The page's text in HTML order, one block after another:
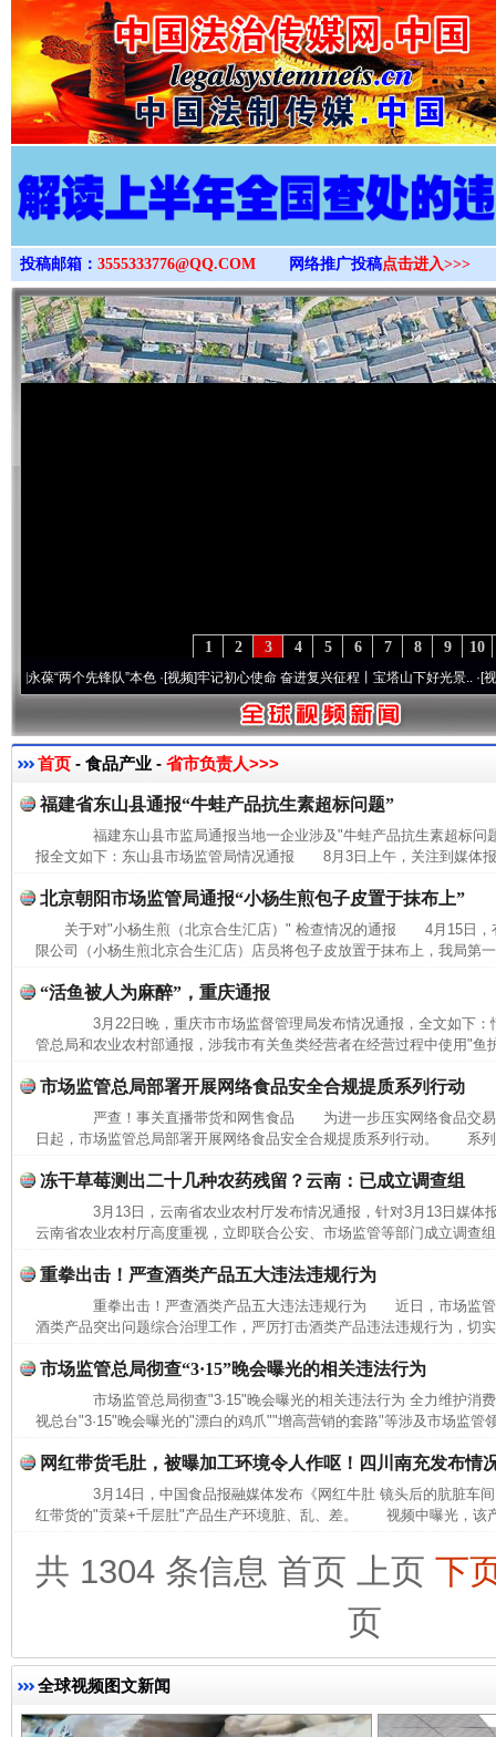
>
投稿邮箱： 3555333776@QQ.COM 网络推广投稿点击进入>>>
10
9
8
7
6
5
4
3
2
1
两个先锋队”本色·[视频]牢记初心使命 奋进复兴征程丨宝塔山下好光景..·[视频]因党
首页 - 食品产业 - 省市负责人>>>
福建省东山县通报“牛蛙产品抗生素超标问题”
福建东山县市监局通报当地一企业涉及"牛蛙产品抗生素超标问
报全文如下：东山县市场监管局情况通报 8月3日上午，关注到媒体
北京朝阳市场监管局通报“小杨生煎包子皮置于抹布上”
关于对"小杨生煎（北京合生汇店）" 检查情况的通报 4月15日，
限公司（小杨生煎北京合生汇店）店员将包子皮放置于抹布上，我局第
“活鱼被人为麻醉”，重庆通报
3月22日晚，重庆市市场监督管理局发布情况通报，全文如下
管总局和农业农村部通报，涉我市有关鱼类经营者在经营过程中使用"鱼
市场监管总局部署开展网络食品安全合规提质系列行动
严查！事关直播带货和网售食品 为进一步压实网络食品交易
日起，市场监管总局部署开展网络食品安全合规提质系列行动。 系
冻干草莓测出二十几种农药残留？云南：已成立调查组
3月13日，云南省农业农村厅发布情况通报，针对3月13日媒体
云南省农业农村厅高度重视，立即联合公安、市场监管等部门成立调查
重拳出击！严查酒类产品五大违法违规行为
重拳出击！严查酒类产品五大违法违规行为 近日，市场监管
酒类产品突出问题综合治理工作，严厉打击酒类产品违法违规行为，切
市场监管总局彻查“3·15”晚会曝光的相关违法行为
市场监管总局彻查"3·15"晚会曝光的相关违法行为 全力维护
视总台"3·15"晚会曝光的"漂白的鸡爪""增高营销的套路"等涉及市场监管
网红带货毛肚，被曝加工环境令人作呕！四川南充发布情
3月14日，中国食品报融媒体发布《网红牛肚 镜头后的肮脏车间
红带货的"贡菜+千层肚"产品生产环境脏、乱、差。 视频中曝光，该
共 1304 条信息 首页 上页 下
页
全球视频图文新闻